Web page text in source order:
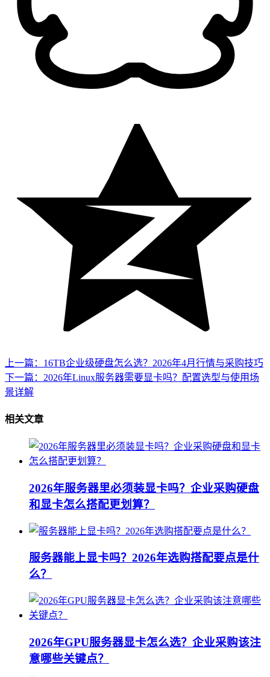
上一篇：16TB企业级硬盘怎么选？2026年4月行情与采购技巧
下一篇：2026年Linux服务器需要显卡吗？配置选型与使用场
景详解
相关文章
2026年服务器里必须装显卡吗？企业采购硬盘
和显卡怎么搭配更划算？
服务器能上显卡吗？2026年选购搭配要点是什
么？
2026年GPU服务器显卡怎么选？企业采购该注
意哪些关键点？